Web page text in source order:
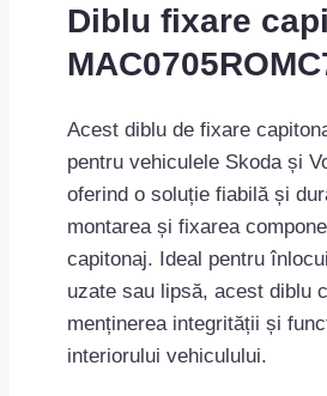
Diblu fixare
Acest diblu de fixare
pentru vehiculele Skoda și
oferind o soluție fiabilă și
montarea și fixarea
capitonaj. Ideal pentru
uzate sau lipsă, acest diblu
menținerea integrității și
interiorului vehiculului.